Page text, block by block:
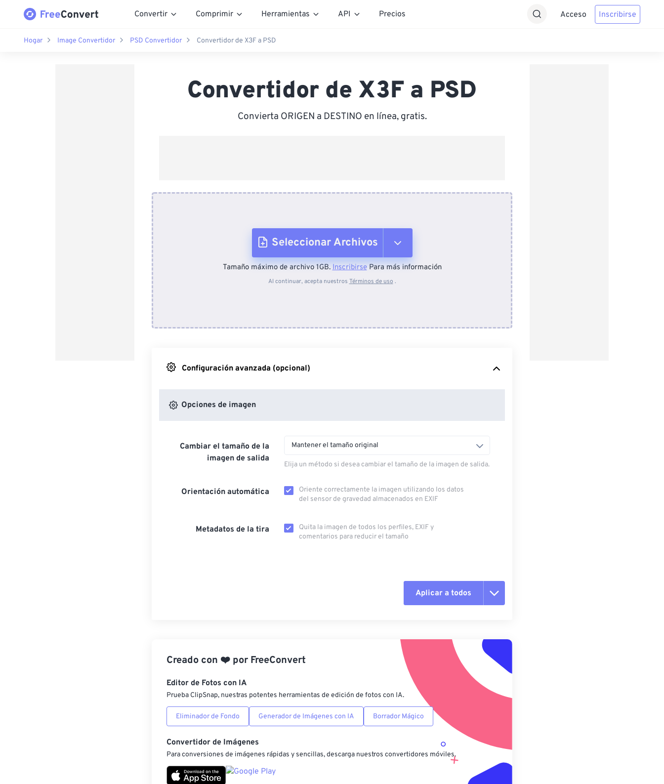
Convertir Comprimir Herramientas API Precios Acceso Inscribirse
Hogar Image Convertidor PSD Convertidor Convertidor de X3F a PSD
Convertidor de X3F a PSD
Convierta ORIGEN a DESTINO en línea, gratis.
Seleccionar Archivos
Desde el dispositivo
Tamaño máximo de archivo 1GB.InscribirsePara más información
Al continuar, acepta nuestros Términos de uso .
Configuración avanzada (opcional)
Opciones de imagen
Cambiar el tamaño de la
imagen de salida
Mantener el tamaño original
Elija un método si desea cambiar el tamaño de la imagen de salida.
Orientación automática
Oriente correctamente la imagen utilizando los datos
del sensor de gravedad almacenados en EXIF
Metadatos de la tira
Quita la imagen de todos los perfiles, EXIF ​​y
comentarios para reducir el tamaño
Aplicar a todos
Aplicar desde el ajuste preestablecido
Guardar como preestablecido
Creado con ❤️ por FreeConvert
Editor de Fotos con IA
Prueba ClipSnap, nuestras potentes herramientas de edición de fotos con IA.
Eliminador de Fondo Generador de Imágenes con IA Borrador Mágico
Convertidor de Imágenes
Para conversiones de imágenes rápidas y sencillas, descarga nuestros convertidores móviles.